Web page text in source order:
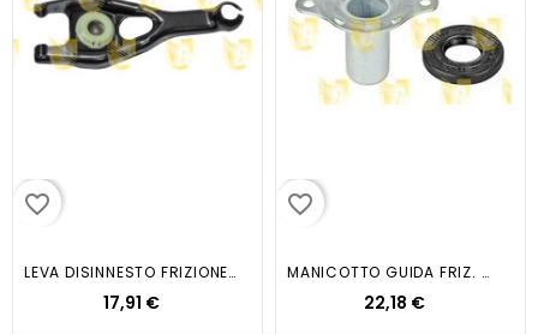
favorite_border
LEVA DISINNESTO FRIZIONE NEMO...
17,91 €
favorite_border
MANICOTTO GUIDA FRIZ. MINI R50/R56
22,18 €